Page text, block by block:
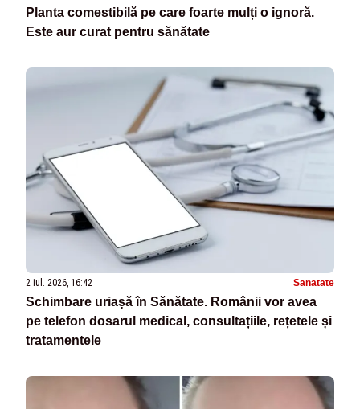
Planta comestibilă pe care foarte mulți o ignoră.
Este aur curat pentru sănătate
2 iul. 2026, 16:42 Sanatate
Schimbare uriașă în Sănătate. Românii vor avea
pe telefon dosarul medical, consultațiile, rețetele și
tratamentele